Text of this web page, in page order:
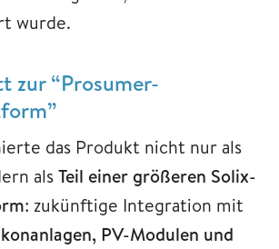
wurde.
zur “Prosumer-
das Produkt nicht nur als
alsTeil einer größeren Solix-
: zukünftige Integration mit
PV-Modulen und